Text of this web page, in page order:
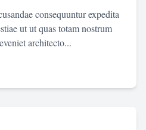
consequuntur expedita
ut ut quas totam nostrum
architecto...